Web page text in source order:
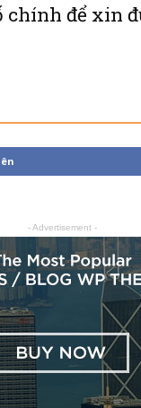
Nước
chính để xin
- Advertisement -